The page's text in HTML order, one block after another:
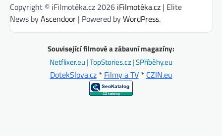
Copyright © iFilmotéka.cz 2026 iFilmotéka.cz | Elite
News byAscendoor | Powered byWordPress.
Související filmové a zábavní magazíny:
Netflixer.eu |TopStories.cz|SPříběhy.eu
DotekSlova.cz* Filmy a TV* CZIN.eu